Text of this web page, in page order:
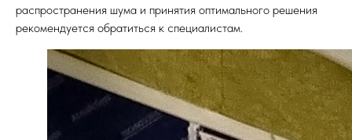
распространения шума и принятия оптимального решения
рекомендуется обратиться к специалистам.